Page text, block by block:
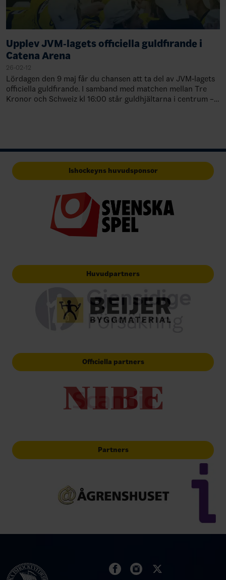
Upplev JVM‑lagets officiella guldfirande i
Catena Arena
26-02-12
Lördagen den 9 maj får du chansen att ta del av JVM‑lagets
officiella guldfirande. I samband med matchen mellan Tre
Kronor och Schweiz kl 16:00 står guldhjältarna i centrum –
Ishockeyns huvudsponsor
Huvudpartners
Officiella partners
Partners